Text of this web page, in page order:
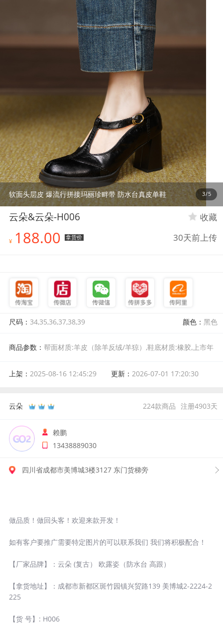
软面头层皮 爆流行拼接玛丽珍畔带 防水台真皮单鞋 3/5
云朵&云朵-H006 收藏
¥ 188.00 拿货价 30天前上传
尺码： 34,35,36,37,38,39 颜色：黑色
商品参数： 帮面材质:羊皮（除羊反绒/羊猄）,鞋底材质:橡胶,上市年
流行元素:T型带(脚背),鞋头款式:圆头,内里材质:头层猪皮,开口深度:中
上架： 2025-08-16 12:45:29 更新： 2026-07-01 17:20:30
云朵 224款商品 注册4903天
赖鹏
13438889030
四川省成都市美博城3楼3127 东门货梯旁
做品质！做回头客！欢迎来款开发！
如有客户要推广需要特定图片的可以联系我们 我们将积极配合！
【厂家品牌】：云朵 (复古） 欧露姿（防水台 高跟）
【拿货地址】：成都市新都区斑竹园镇兴贸路139 美博城2-2224-2
225
【货 号】: H006